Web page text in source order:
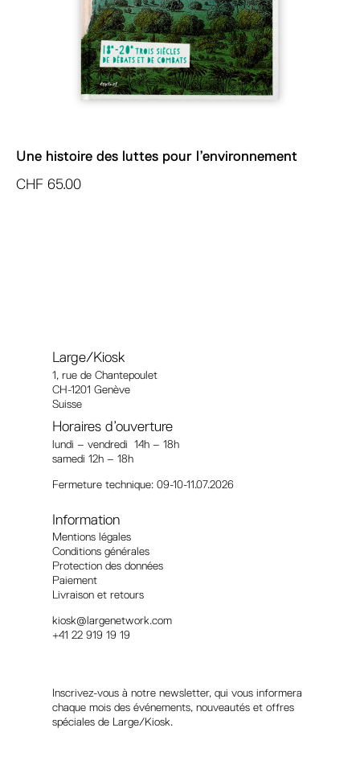
Une histoire des luttes pour l’environnement
CHF 65.00
Large/Kiosk
1, rue de Chantepoulet
CH-1201 Genève
Suisse
Horaires d’ouverture
lundi – vendredi 14h – 18h
samedi 12h – 18h
Fermeture technique: 09-10-11.07.2026
Information
Mentions légales
Conditions générales
Protection des données
Paiement
Livraison et retours
kiosk@largenetwork.com
+41 22 919 19 19
Inscrivez-vous à notre newsletter, qui vous informera
chaque mois des événements, nouveautés et offres
spéciales de Large/Kiosk.